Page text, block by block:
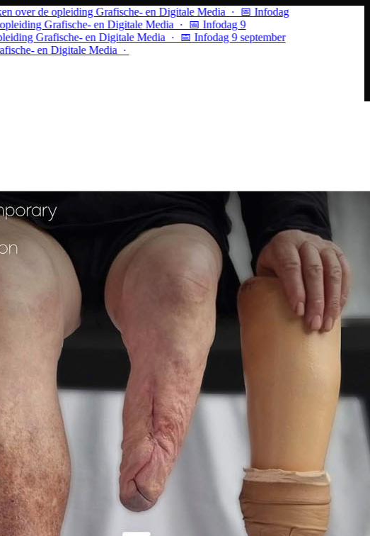
de opleiding Grafische- en Digitale Media · 📅 Infodag
Grafische- en Digitale Media · 📅 Infodag 9
en Digitale Media · 📅 Infodag 9 september
en Digitale Media ·